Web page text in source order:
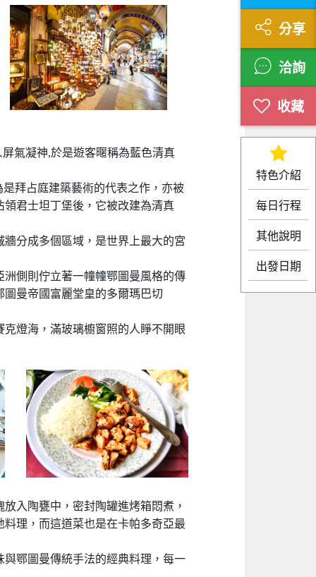
分享
洽詢
特色介紹
每日行程
其他說明
出發日期
氣凝神,於是遊客暱稱為藍色清真
拜占庭建築藝術的代表之作，亦被
君士坦丁堡後，它被改建為清真
分成多個區域，是世界上最大的宮
側則佇立著一幢幢鄂圖曼風格的傳
曼帝國富麗堂皇的多爾瑪巴切
燈海，滿玻璃櫥窗照的人睜不開眼
入陶甕中，密封陶罐進烤箱悶煮，
理，而這道菜也是在卡帕多奇亞最
鄂圖曼傳統手法的經典料理，每一